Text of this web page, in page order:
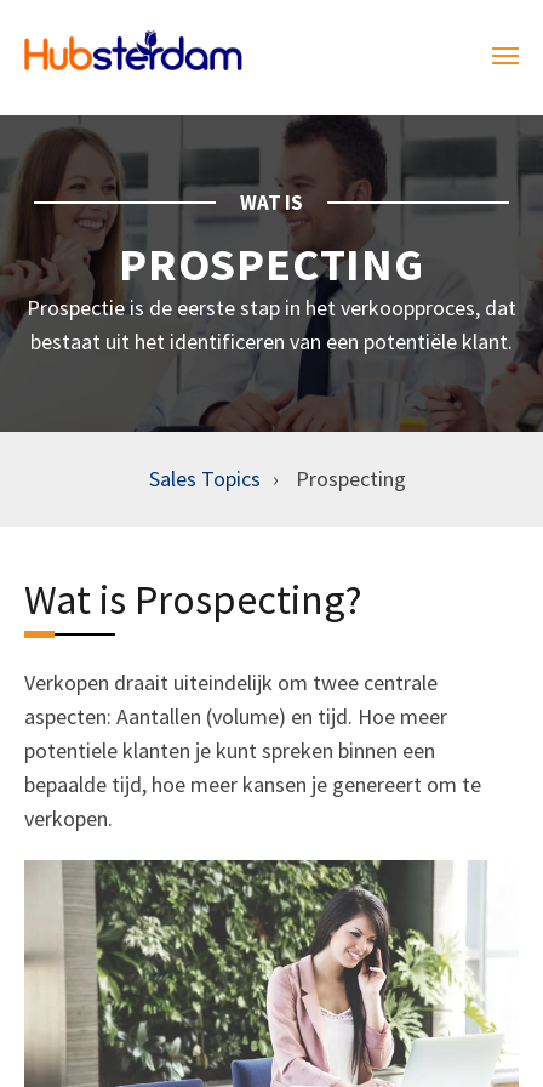
WAT IS
PROSPECTING
Prospectie is de eerste stap in het verkoopproces, dat
bestaat uit het identificeren van een potentiële klant.
Sales Topics Prospecting
Wat is Prospecting?
Verkopen draait uiteindelijk om twee centrale
aspecten: Aantallen (volume) en tijd. Hoe meer
potentiele klanten je kunt spreken binnen een
bepaalde tijd, hoe meer kansen je genereert om te
verkopen.